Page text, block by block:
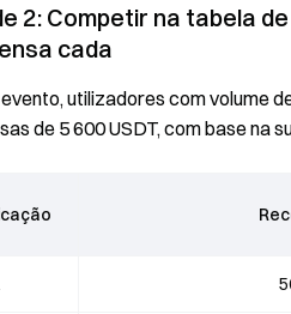
2: Competir na tabela
cada
utilizadores com volume
de 5 600 USDT, com base na